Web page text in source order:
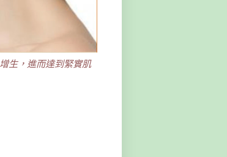
生，進而達到緊實肌